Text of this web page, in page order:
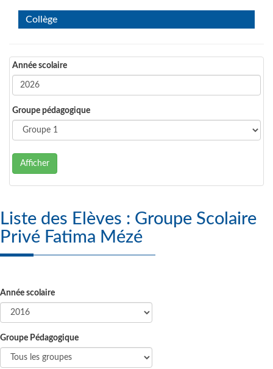
Collège
Année scolaire
Groupe pédagogique
Afficher
Liste des Elèves : Groupe Scolaire
Privé Fatima Mézé
Année scolaire
Groupe Pédagogique